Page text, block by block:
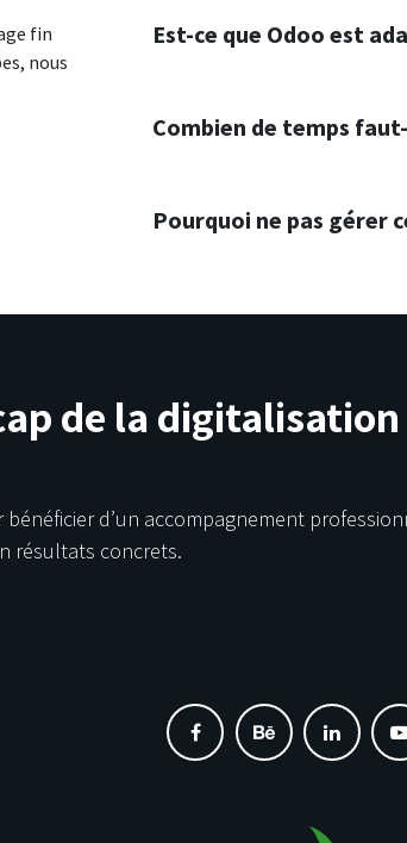
fin
nous
Est-ce que Odoo est
Combien de temps
Pourquoi ne pas gérer
de la
d’un accompagnement
résultats concrets.